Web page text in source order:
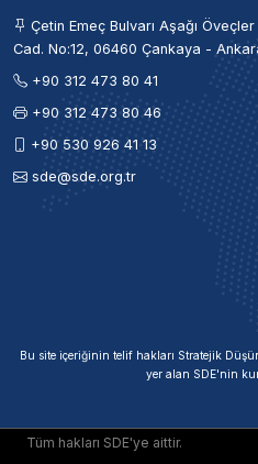
Çetin Emeç Bulvarı Aşağı
Cad. No:12, 06460 Çankaya -
+90 312 473 80 41
+90 312 473 80 46
+90 530 926 41 13
sde@sde.org.tr
Bu site içeriğinin telif hakları Stratejik
yer alan SDE'nin
Tüm hakları SDE'ye aittir.